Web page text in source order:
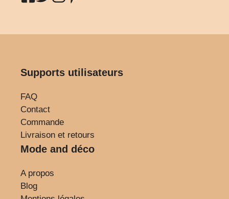
Supports utilisateurs
FAQ
Contact
Commande
Livraison et retours
Mode and déco
A propos
Blog